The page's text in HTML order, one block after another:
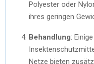
Polyester oder
ihres geringen
Behandlung:
Netze bieten